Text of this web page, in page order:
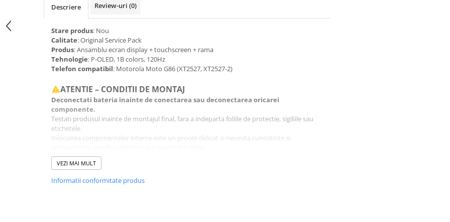
Suruburi si adezivi
Piese din dezmembrari (SWAP)
Scule Service GSM
Descriere Review-uri (0)
Stare produs: Nou
Calitate: Original Service Pack
Produs: Ansamblu ecran display + touchscreen + rama
Tehnologie: P-OLED, 1B colors, 120Hz
Telefon compatibil: Motorola Moto G86 (XT2527, XT2527-2)
ATENTIE – CONDITII DE MONTAJ
Deconectati bateria inainte de conectarea sau deconectarea oricarei
componente.
Testati produsul inainte de montajul final, fara a indeparta foliile de protectie, sigiliile sau
etichetele.
Inlocuirea componentelor interne este un proces delicat si necesita cunostinte si
Se recomanda montajul intr-un service specializat.
GARANTIE
VEZI MAI MULT
Informatii conformitate produs